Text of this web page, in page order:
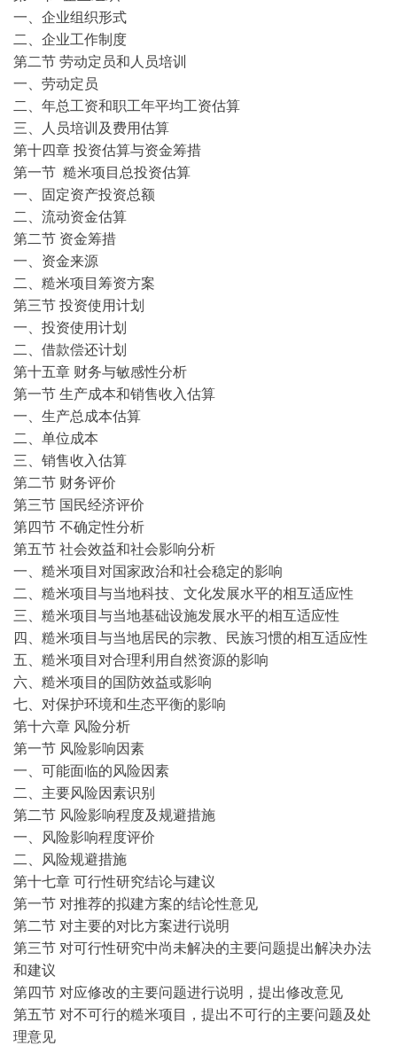
一、企业组织形式
二、企业工作制度
第二节 劳动定员和人员培训
一、劳动定员
二、年总工资和职工年平均工资估算
三、人员培训及费用估算
第十四章 投资估算与资金筹措
第一节 糙米项目总投资估算
一、固定资产投资总额
二、流动资金估算
第二节 资金筹措
一、资金来源
二、糙米项目筹资方案
第三节 投资使用计划
一、投资使用计划
二、借款偿还计划
第十五章 财务与敏感性分析
第一节 生产成本和销售收入估算
一、生产总成本估算
二、单位成本
三、销售收入估算
第二节 财务评价
第三节 国民经济评价
第四节 不确定性分析
第五节 社会效益和社会影响分析
一、糙米项目对国家政治和社会稳定的影响
二、糙米项目与当地科技、文化发展水平的相互适应性
三、糙米项目与当地基础设施发展水平的相互适应性
四、糙米项目与当地居民的宗教、民族习惯的相互适应性
五、糙米项目对合理利用自然资源的影响
六、糙米项目的国防效益或影响
七、对保护环境和生态平衡的影响
第十六章 风险分析
第一节 风险影响因素
一、可能面临的风险因素
二、主要风险因素识别
第二节 风险影响程度及规避措施
一、风险影响程度评价
二、风险规避措施
第十七章 可行性研究结论与建议
第一节 对推荐的拟建方案的结论性意见
第二节 对主要的对比方案进行说明
第三节 对可行性研究中尚未解决的主要问题提出解决办法
和建议
第四节 对应修改的主要问题进行说明，提出修改意见
第五节 对不可行的糙米项目，提出不可行的主要问题及处
理意见